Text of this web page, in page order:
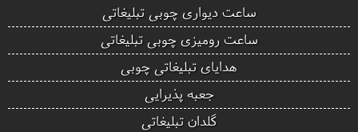
ساعت دیواری چوبی تبلیغاتی
ساعت رومیزی چوبی تبلیغاتی
هدایای تبلیغاتی چوبی
جعبه پذیرایی
گلدان تبلیغاتی